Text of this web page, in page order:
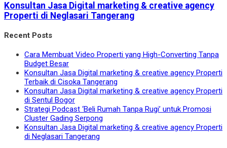
Konsultan Jasa Digital marketing & creative agency
Properti di Neglasari Tangerang
Recent Posts
Cara Membuat Video Properti yang High-Converting Tanpa
Budget Besar
Konsultan Jasa Digital marketing & creative agency Properti
Terbaik di Cisoka Tangerang
Konsultan Jasa Digital marketing & creative agency Properti
di Sentul Bogor
Strategi Podcast ‘Beli Rumah Tanpa Rugi’ untuk Promosi
Cluster Gading Serpong
Konsultan Jasa Digital marketing & creative agency Properti
di Neglasari Tangerang